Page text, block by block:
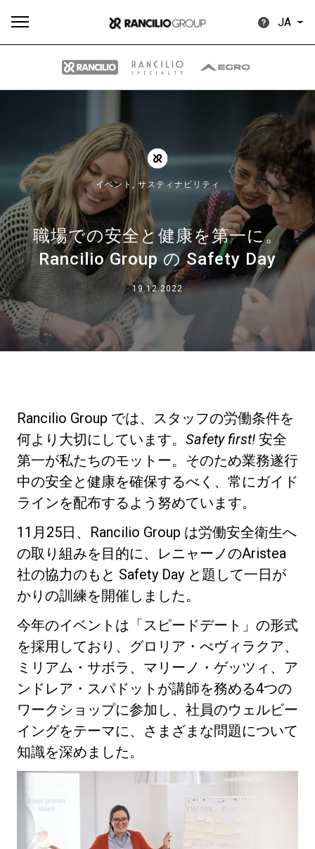
JA
イベント, サスティナビリティ
職場での安全と健康を第一に。
Rancilio Group の Safety Day
19.12.2022
Rancilio Group では、スタッフの労働条件を
何より大切にしています。 Safety first! 安全
第一が私たちのモットー。そのため業務遂行
中の安全と健康を確保するべく、常にガイド
ラインを配布するよう努めています。
11月25日、Rancilio Group は労働安全衛生へ
の取り組みを目的に、レニャーノのAristea
社の協力のもと Safety Day と題して一日が
かりの訓練を開催しました。
今年のイベントは「スピードデート」の形式
を採用しており、グロリア・べヴィラクア、
ミリアム・サボラ、マリーノ・ゲッツィ、ア
ンドレア・スパドットが講師を務める4つの
ワークショップに参加し、社員のウェルビー
イングをテーマに、さまざまな問題について
知識を深めました。
て
製品
情報
ニュ
ース
もっ
と見
る
Our brands
グループ
歴史
研究室紹介
サスティナビリティ
接続
お問い合わせ
プライバシーポリシー